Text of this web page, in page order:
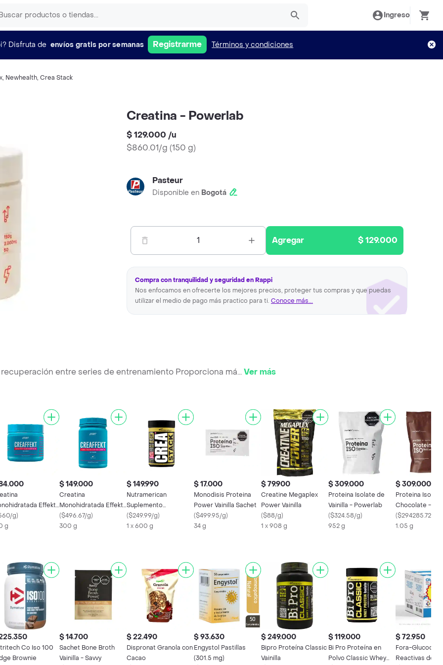
Ingreso
Disfruta de envíos gratis por semanas Registrarme Términos y condiciones
, Newhealth, Crea Stack
Creatina - Powerlab
$ 129.000 /u
$860.01/g (150 g)
Pasteur
Disponible en Bogotá
1 Agregar $ 129.000
Compra con tranquilidad y seguridad en Rappi
Nos enfocamos en ofrecerte los mejores precios, proteger tus compras y que puedas
utilizar el medio de pago más practico para ti. Conoce más...
entre series de entrenamiento Proporciona má...Ver más
Effekt
100% Pote
g)
g
$ 149.000
Creatina
Monohidratada Effekt
Polvo 100% Pote
($496.67/g)
300 g
$ 149.990
Nutramerican
Suplemento
Alimenticio Creatine
Limonada Cereza
($249.99/g)
1 x 600 g
$ 17.000
Monodisis Proteina
Power Vainilla Sachet
($499.95/g)
34 g
$ 79.900
Creatine Megaplex
Power Vainilla
($88/g)
1 x 908 g
$ 309.000
Proteina Isolate de
Vainilla - Powerlab
($324.58/g)
952 g
$ 309.000
Proteina
Chocolate -
($294285.72/g
1.05 g
Co Iso 100
Brownie
$ 14.700
Sachet Bone Broth
Vainilla - Savvy
$ 22.490
Dispronat Granola con
Cacao
$ 93.630
Engystol Pastillas
(301.5 mg)
$ 249.000
Bipro Proteína Classic
Vainilla
$ 119.000
Bi Pro Proteína en
Polvo Classic Whey
$ 72.950
Fora-
Reactivas de